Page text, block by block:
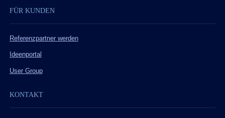
FÜR KUNDEN
Referenzpartner werden
Ideenportal
User Group
KONTAKT